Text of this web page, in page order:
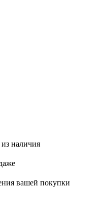
наличия
вашей покупки